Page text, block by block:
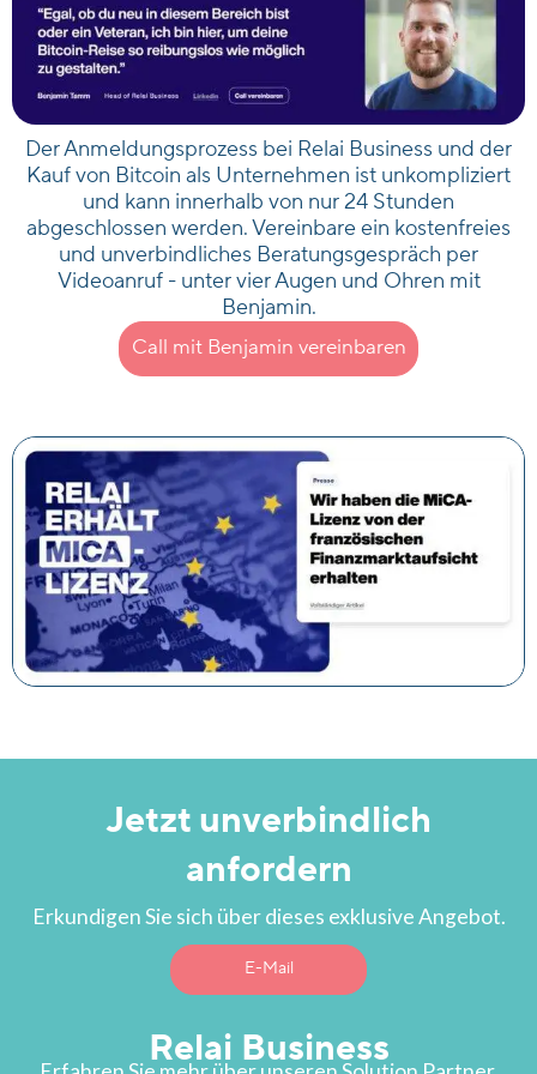
Der Anmeldungsprozess bei Relai Business und der
Kauf von Bitcoin als Unternehmen ist unkompliziert
und kann innerhalb von nur 24 Stunden
abgeschlossen werden. Vereinbare ein kostenfreies
und unverbindliches Beratungsgespräch per
Videoanruf - unter vier Augen und Ohren mit
Benjamin.
Call mit Benjamin vereinbaren
Jetzt unverbindlich
anfordern
Erkundigen Sie sich über dieses exklusive Angebot.
E-Mail
Relai Business